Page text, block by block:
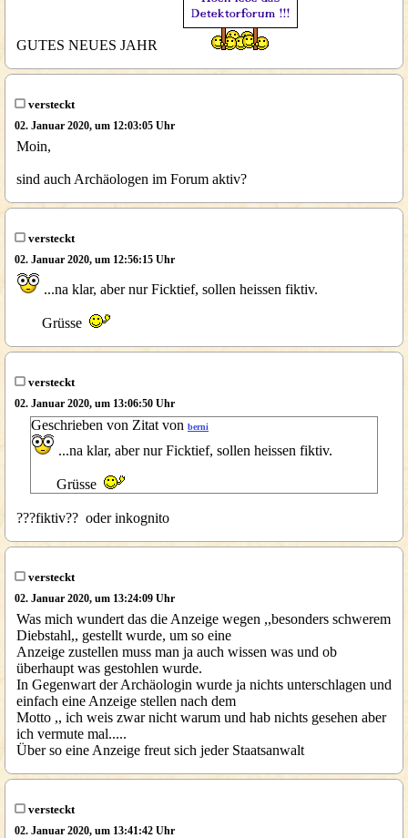
GUTES NEUES JAHR
versteckt
02. Januar 2020, um 12:03:05 Uhr
Moin,
sind auch Archäologen im Forum aktiv?
versteckt
02. Januar 2020, um 12:56:15 Uhr
...na klar, aber nur Ficktief, sollen heissen fiktiv.
Grüsse
versteckt
02. Januar 2020, um 13:06:50 Uhr
Geschrieben von Zitat von berni
...na klar, aber nur Ficktief, sollen heissen fiktiv.
Grüsse
???fiktiv?? oder inkognito
versteckt
02. Januar 2020, um 13:24:09 Uhr
Was mich wundert das die Anzeige wegen ,,besonders schwerem
Diebstahl,, gestellt wurde, um so eine
Anzeige zustellen muss man ja auch wissen was und ob
überhaupt was gestohlen wurde.
In Gegenwart der Archäologin wurde ja nichts unterschlagen und
einfach eine Anzeige stellen nach dem
Motto ,, ich weis zwar nicht warum und hab nichts gesehen aber
ich vermute mal.....
Über so eine Anzeige freut sich jeder Staatsanwalt
versteckt
02. Januar 2020, um 13:41:42 Uhr